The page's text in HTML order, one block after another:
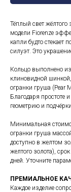
Тёплый свет жёлтого
модели Fiorenze
капли будто стекает
силуэт. Это
Кольцо выполнено
клиновидной
огранки груша (Pear
Благодаря простоте
геометрию и
Минимальная
огранки груша
доступно в желтом
желтого золота),
дней. Уточните
ПРЕМИАЛЬНОЕ
Каждое изделие